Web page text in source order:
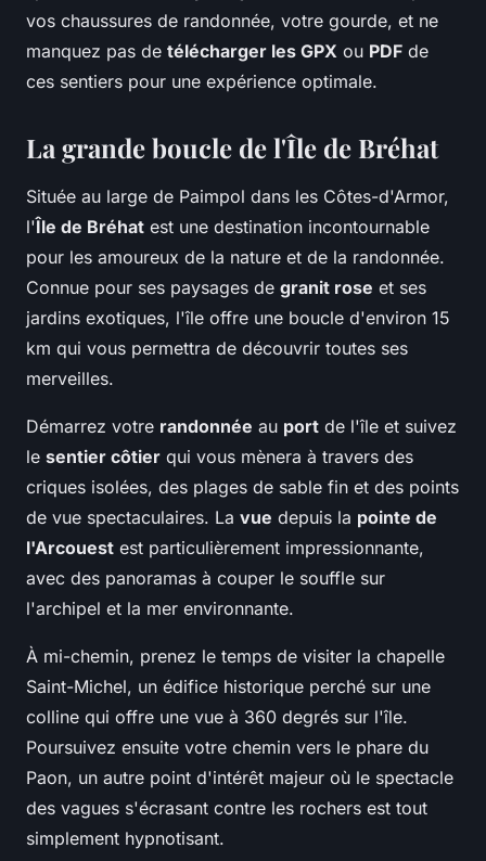
vos chaussures de randonnée, votre gourde, et ne
manquez pas de télécharger les GPX ou PDF de
ces sentiers pour une expérience optimale.
La grande boucle de l'Île de Bréhat
Située au large de Paimpol dans les Côtes-d'Armor,
l'Île de Bréhat est une destination incontournable
pour les amoureux de la nature et de la randonnée.
Connue pour ses paysages de granit rose et ses
jardins exotiques, l'île offre une boucle d'environ 15
km qui vous permettra de découvrir toutes ses
merveilles.
Démarrez votre randonnée au port de l'île et suivez
le sentier côtier qui vous mènera à travers des
criques isolées, des plages de sable fin et des points
de vue spectaculaires. La vue depuis la pointe de
l'Arcouest est particulièrement impressionnante,
avec des panoramas à couper le souffle sur
l'archipel et la mer environnante.
À mi-chemin, prenez le temps de visiter la chapelle
Saint-Michel, un édifice historique perché sur une
colline qui offre une vue à 360 degrés sur l'île.
Poursuivez ensuite votre chemin vers le phare du
Paon, un autre point d'intérêt majeur où le spectacle
des vagues s'écrasant contre les rochers est tout
simplement hypnotisant.